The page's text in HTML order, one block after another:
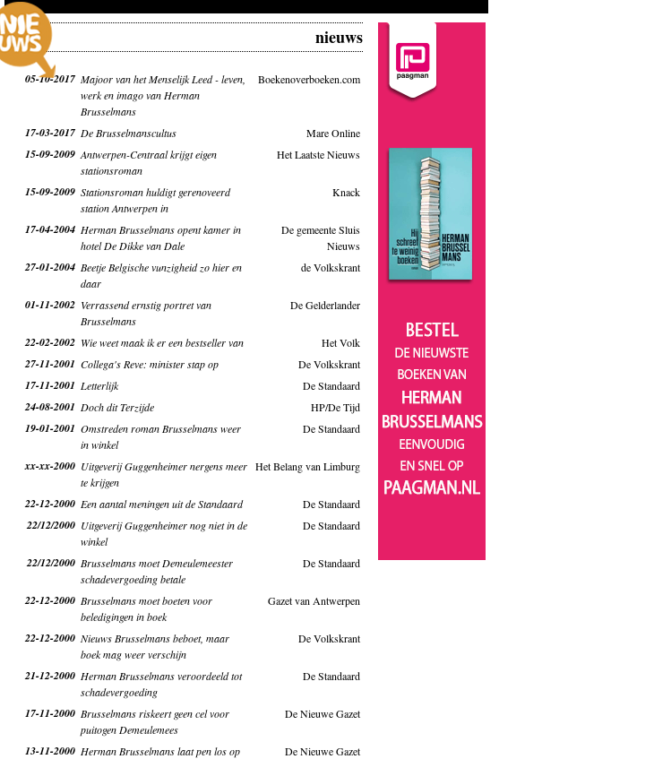
nieuws
05-10-2017 Majoor van het Menselijk Leed - leven,
werk en imago van Herman
Brusselmans
Boekenoverboeken.com
17-03-2017 De Brusselmanscultus Mare Online
15-09-2009 Antwerpen-Centraal krijgt eigen
stationsroman
Het Laatste Nieuws
15-09-2009 Stationsroman huldigt gerenoveerd
station Antwerpen in
Knack
17-04-2004 Herman Brusselmans opent kamer in
hotel De Dikke van Dale
De gemeente Sluis
Nieuws
27-01-2004 Beetje Belgische vunzigheid zo hier en
daar
de Volkskrant
01-11-2002 Verrassend ernstig portret van
Brusselmans
De Gelderlander
22-02-2002 Wie weet maak ik er een bestseller van Het Volk
27-11-2001 Collega's Reve: minister stap op De Volkskrant
17-11-2001 Letterlijk De Standaard
24-08-2001 Doch dit Terzijde HP/De Tijd
19-01-2001 Omstreden roman Brusselmans weer
in winkel
De Standaard
xx-xx-2000 Uitgeverij Guggenheimer nergens meer
te krijgen
Het Belang van Limburg
22-12-2000 Een aantal meningen uit de Standaard De Standaard
22/12/2000 Uitgeverij Guggenheimer nog niet in de
winkel
De Standaard
22/12/2000 Brusselmans moet Demeulemeester
schadevergoeding betale
De Standaard
22-12-2000 Brusselmans moet boeten voor
beledigingen in boek
Gazet van Antwerpen
22-12-2000 Nieuws Brusselmans beboet, maar
boek mag weer verschijn
De Volkskrant
21-12-2000 Herman Brusselmans veroordeeld tot
schadevergoeding
De Standaard
17-11-2000 Brusselmans riskeert geen cel voor
puitogen Demeulemees
De Nieuwe Gazet
13-11-2000 Herman Brusselmans laat pen los op
De Nieuwe Gazet